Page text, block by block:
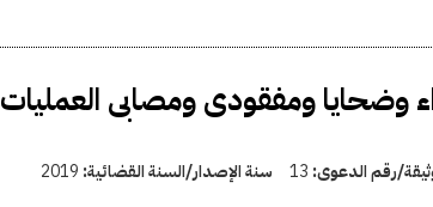
ومفقودى ومصابى العمليات
رقم الدعوى: 13 سنة الإصدار/السنة القضائية: 2019